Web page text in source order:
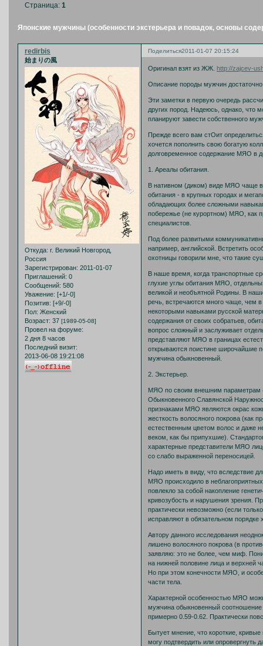
Японские мужчины (особенности экстерьера и повадок, основы
Страница:1
Поделиться2011-01-07 20:15:24
redirbis
始まりの風
Откуда: г. Великий Новгород,
Россия
Зарегистрирован: 2011-01-07
Приглашений: 0
Сообщений: 580
Уважение: [+1/-0]
Позитив: [+9/-0]
Пол: Женский
Возраст: 37 [1989-05-08]
Провел на форуме:
2 дня 8 часов
Последний визит:
2013-06-08 19:21:08
Оригинал взят из ЖЖ. http://zajcev-
Описание породы мужчин
Эти заметки в первую очередь
других пород. Надеюсь, однако, что
планируют завести собственного
Прежде всего вам стОит
хочется пополнить свою богатую
долговременное содержание МЯО в
1. Ареалы обитания.
В нативном (диком) виде МЯО чаще
обитания - в крупных городах и
обладающих более сложными
побережье (не курортном) МЯО, как
специалистов.
Под более развитыми
например, английской. Встретить
охотницы говорили мне, что такие
В наше время, когда транспортные
глухие углы обитания МЯО,
великой и необъятной Родины. В
речь, встречаются много чаще, чем
некоторыми навыками русской
содержания от своих собратьев,
вопрос сложный и заслуживает
представляют МЯО в границах
открываются поистине широчайшие
мужчина обыкновенный.
2. Экстерьер.
МЯО по своим внешним параметрам
Обыкновенного Славянской
признаками МЯО являются окрас
жесткость волосяного покрова (как
естественным цветом волос и даже
веком, как бы припухшие).
характерные представители МЯО
со слабо выраженной переносицей.
Надо иметь в виду, что вследствие
МЯО происходило в
повлекло за собой накопление
кривозубость и нарушения зрения.
практически невозможно (если
исправляют в обязательном порядке
Автору данного исследования
лишено волосяного покрова (в
заявляю: это не более, чем миф.
на нижней половине лица и верхней
Но при этом конечности МЯО, и
части тела.
Характерной особенностью МЯО
мужчина обыкновенный
примерно 0.59-0.62. Практически
Бытует мнение, что короткие,
могу подтвердить или опровергнуть